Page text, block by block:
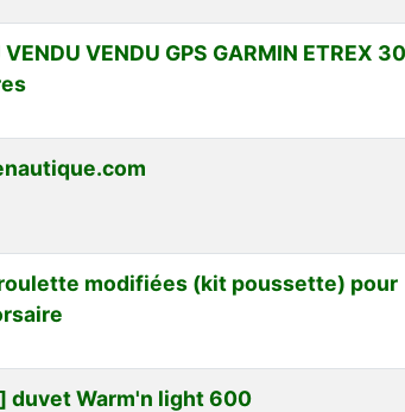
VENDU VENDU GPS GARMIN ETREX
modifiées (kit poussette) pour
duvet Warm'n light 600